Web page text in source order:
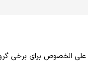
علی الخصوص برای برخی